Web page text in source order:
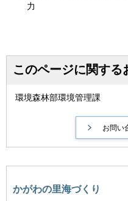
力
このページに関する
環境森林部環境管理課
かがわの里海づくり